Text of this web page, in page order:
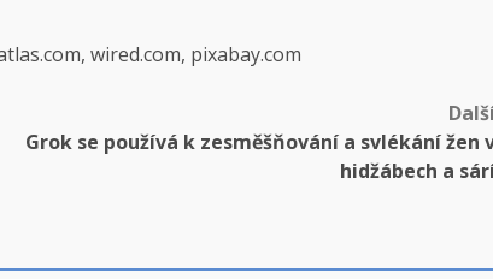
wired.com, pixabay.com
Grok se používá k zesměšňování a svlékání žen
hidžábech a